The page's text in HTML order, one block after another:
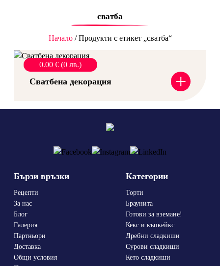
сватба
Начало/ Продукти с етикет „сватба“
Сватбена декорация +
0.00 € (0 лв.)
Бързи връзки
Рецепти
За нас
Блог
Галерия
Партньори
Доставка
Общи условия
Категории
Торти
Браунита
Готови за вземане!
Кекс и къпкейкс
Дребни сладкиши
Сурови сладкиши
Кето сладкиши